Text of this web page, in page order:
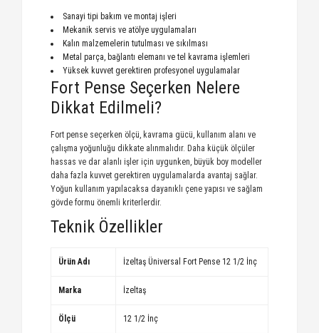
Sanayi tipi bakım ve montaj işleri
Mekanik servis ve atölye uygulamaları
Kalın malzemelerin tutulması ve sıkılması
Metal parça, bağlantı elemanı ve tel kavrama işlemleri
Yüksek kuvvet gerektiren profesyonel uygulamalar
Fort Pense Seçerken Nelere
Dikkat Edilmeli?
Fort pense seçerken ölçü, kavrama gücü, kullanım alanı ve
çalışma yoğunluğu dikkate alınmalıdır. Daha küçük ölçüler
hassas ve dar alanlı işler için uygunken, büyük boy modeller
daha fazla kuvvet gerektiren uygulamalarda avantaj sağlar.
Yoğun kullanım yapılacaksa dayanıklı çene yapısı ve sağlam
gövde formu önemli kriterlerdir.
Teknik Özellikler
Ürün Adı İzeltaş Üniversal Fort Pense 12 1/2 İnç
Marka İzeltaş
Ölçü 12 1/2 İnç